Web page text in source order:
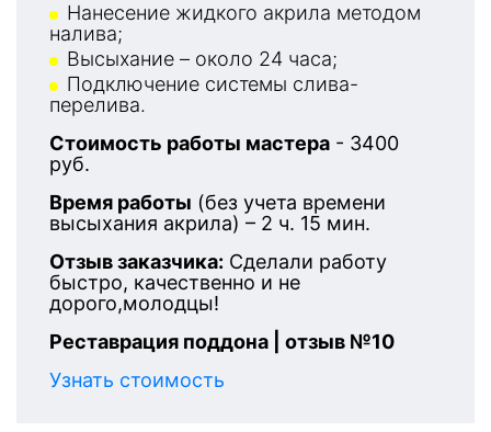
Нанесение жидкого акрила методом
налива;
Высыхание – около 24 часа;
Подключение системы слива-
перелива.
Стоимость работы мастера - 3400
руб.
Время работы (без учета времени
высыхания акрила) – 2 ч. 15 мин.
Отзыв заказчика: Сделали работу
быстро, качественно и не
дорого,молодцы!
Реставрация поддона | отзыв №10
Узнать стоимость